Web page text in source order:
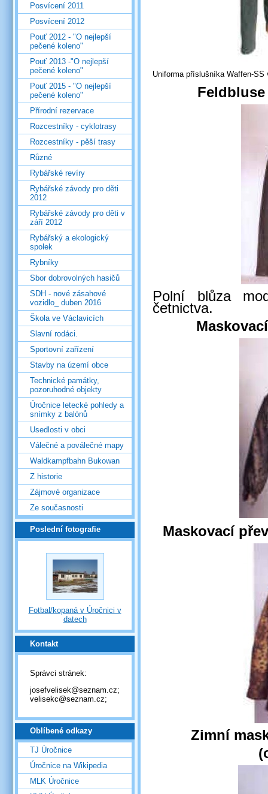
Uniforma příslušníka Waffen-
Feldbluse
Polní blůza
četnictva.
Maskovací
Zimní
Posvícení 2011
Posvícení 2012
Pouť 2012 - "O nejlepší
pečené koleno"
Pouť 2013 -"O nejlepší
pečené koleno"
Pouť 2015 - "O nejlepší
pečené koleno"
Přírodní rezervace
Rozcestníky - cyklotrasy
Rozcestníky - pěší trasy
Různé
Rybářské revíry
Rybářské závody pro děti
2012
Rybářské závody pro děti v
září 2012
Rybářský a ekologický
spolek
Rybníky
Sbor dobrovolných hasičů
SDH - nové zásahové
vozidlo_ duben 2016
Škola ve Václavicích
Slavní rodáci.
Sportovní zařízení
Stavby na území obce
Technické památky,
pozoruhodné objekty
Úročnice letecké pohledy a
snímky z balónů
Usedlosti v obci
Válečné a poválečné mapy
Waldkampfbahn Bukowan
Z historie
Zájmové organizace
Ze současnosti
Poslední fotografie
Fotbal/kopaná v Úročnici v
datech
Kontakt
Správci stránek:
josefvelisek@seznam.cz;
velisekc@seznam.cz;
Oblíbené odkazy
TJ Úročnice
Úročnice na Wikipedia
MLK Úročnice